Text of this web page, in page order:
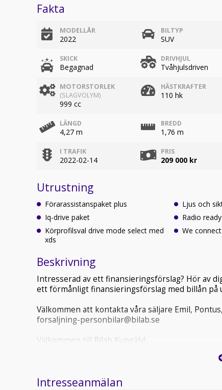
Fakta
MODELLÅR
2022
BILTYP
SUV
SKICK
Begagnad
DRIVHJUL
Tvåhjulsdriven
MOTORSTORLEK
(SLAGVOLYM)
999 cc
HÄSTKRAFTER
110 hk
LÄNGD
4,27 m
BREDD
1,76 m
I TRAFIK
2022-02-14
PRIS
209 000 kr
Utrustning
Förarassistanspaket plus
Iq-drive paket
Körprofilsval drive mode select med
xds
Ljus och
Radio
We
Beskrivning
Intresserad av ett finansieringsförslag? Hör av
ett förmånligt finansieringsförslag med billån på
Välkommen att kontakta våra säljare Emil,
forsaljning-personbilar@bilab.se
Välkommen till Bilab Kungälv!
Intresseanmälan